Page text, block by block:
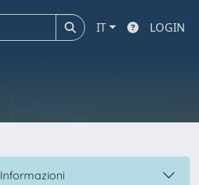
IT LOGIN
Informazioni